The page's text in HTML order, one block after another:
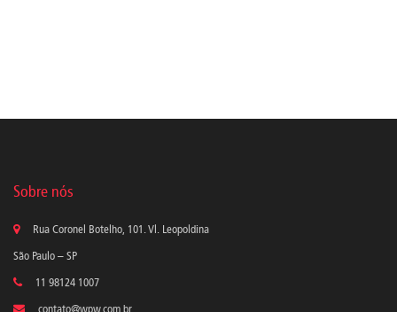
Sobre nós
Rua Coronel Botelho, 101. Vl. Leopoldina
São Paulo – SP
11 98124 1007